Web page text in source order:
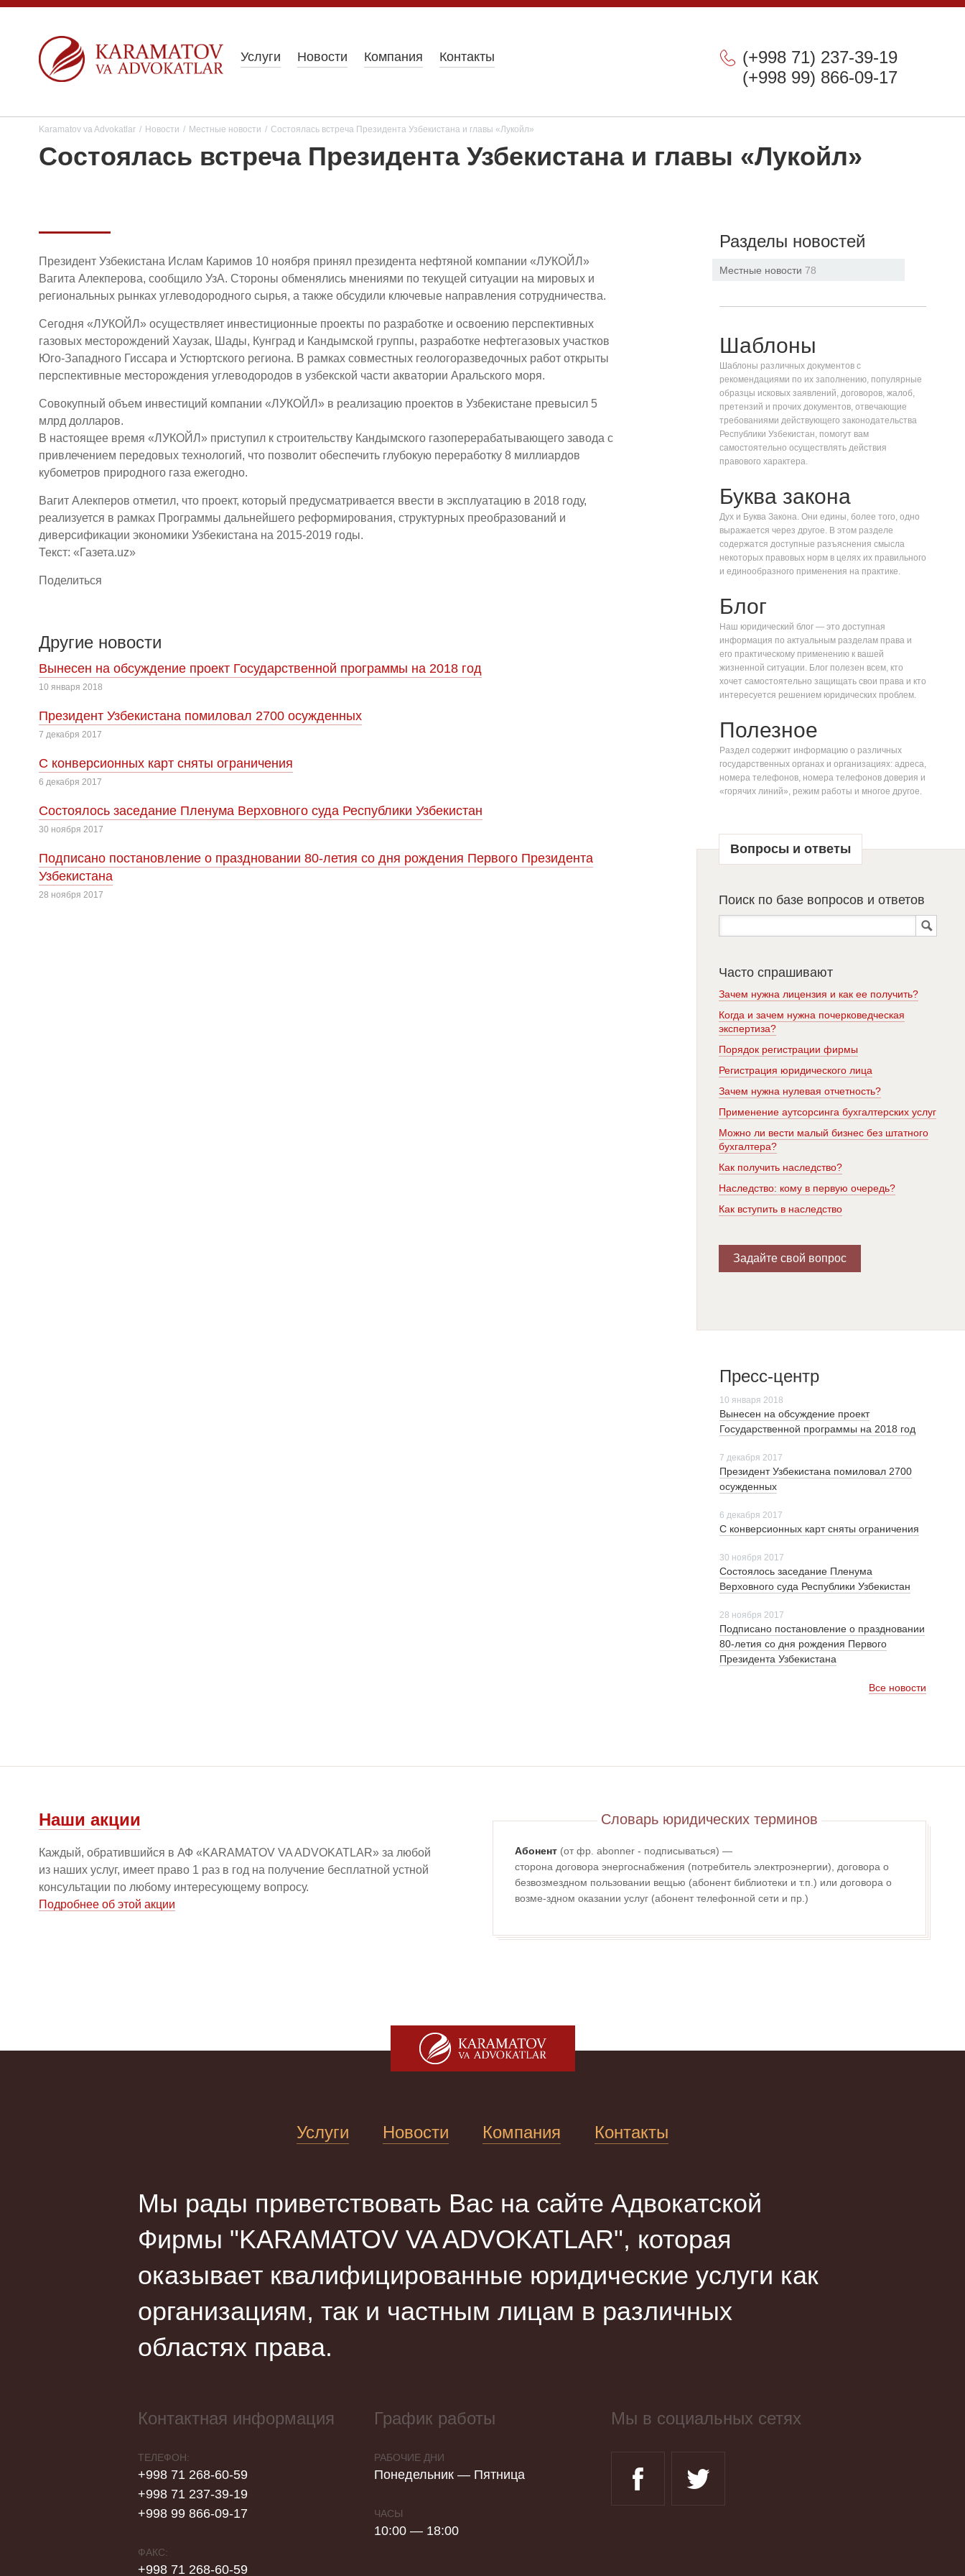
Услуги Новости Компания Контакты
(+998 71) 237-39-19
(+998 99) 866-09-17
Karamatov va Advokatlar / Новости / Местные новости / Состоялась встреча Президента Узбекистана и главы «Лукойл»
Состоялась встреча Президента Узбекистана и главы «Лукойл»
Президент Узбекистана Ислам Каримов 10 ноября принял президента нефтяной компании «ЛУКОЙЛ»
Вагита Алекперова, сообщило УзА. Стороны обменялись мнениями по текущей ситуации на мировых и
региональных рынках углеводородного сырья, а также обсудили ключевые направления сотрудничества.
Сегодня «ЛУКОЙЛ» осуществляет инвестиционные проекты по разработке и освоению перспективных
газовых месторождений Хаузак, Шады, Кунград и Кандымской группы, разработке нефтегазовых участков
Юго-Западного Гиссара и Устюртского региона. В рамках совместных геологоразведочных работ открыты
перспективные месторождения углеводородов в узбекской части акватории Аральского моря.
Совокупный объем инвестиций компании «ЛУКОЙЛ» в реализацию проектов в Узбекистане превысил 5
млрд долларов.
В настоящее время «ЛУКОЙЛ» приступил к строительству Кандымского газоперерабатывающего завода с
привлечением передовых технологий, что позволит обеспечить глубокую переработку 8 миллиардов
кубометров природного газа ежегодно.
Вагит Алекперов отметил, что проект, который предусматривается ввести в эксплуатацию в 2018 году,
реализуется в рамках Программы дальнейшего реформирования, структурных преобразований и
диверсификации экономики Узбекистана на 2015-2019 годы.
Текст: «Газета.uz»
Поделиться
Другие новости
Вынесен на обсуждение проект Государственной программы на 2018 год
10 января 2018
Президент Узбекистана помиловал 2700 осужденных
7 декабря 2017
С конверсионных карт сняты ограничения
6 декабря 2017
Cостоялось заседание Пленума Верховного суда Республики Узбекистан
30 ноября 2017
Подписано постановление о праздновании 80-летия со дня рождения Первого Президента
Узбекистана
28 ноября 2017
Разделы новостей
Местные новости 78
Шаблоны
Шаблоны различных документов с
рекомендациями по их заполнению, популярные
образцы исковых заявлений, договоров, жалоб,
претензий и прочих документов, отвечающие
требованиями действующего законодательства
Республики Узбекистан, помогут вам
самостоятельно осуществлять действия
правового характера.
Буква закона
Дух и Буква Закона. Они едины, более того, одно
выражается через другое. В этом разделе
содержатся доступные разъяснения смысла
некоторых правовых норм в целях их правильного
и единообразного применения на практике.
Блог
Наш юридический блог — это доступная
информация по актуальным разделам права и
его практическому применению к вашей
жизненной ситуации. Блог полезен всем, кто
хочет самостоятельно защищать свои права и кто
интересуется решением юридических проблем.
Полезное
Раздел содержит информацию о различных
государственных органах и организациях: адреса,
номера телефонов, номера телефонов доверия и
«горячих линий», режим работы и многое другое.
Вопросы и ответы
Поиск по базе вопросов и ответов
Часто спрашивают
Зачем нужна лицензия и как ее получить?
Когда и зачем нужна почерковедческая
экспертиза?
Порядок регистрации фирмы
Регистрация юридического лица
Зачем нужна нулевая отчетность?
Применение аутсорсинга бухгалтерских услуг
Можно ли вести малый бизнес без штатного
бухгалтера?
Как получить наследство?
Наследство: кому в первую очередь?
Как вступить в наследство
Задайте свой вопрос
Пресс-центр
10 января 2018
Вынесен на обсуждение проект
Государственной программы на 2018 год
7 декабря 2017
Президент Узбекистана помиловал 2700
осужденных
6 декабря 2017
С конверсионных карт сняты ограничения
30 ноября 2017
Cостоялось заседание Пленума
Верховного суда Республики Узбекистан
28 ноября 2017
Подписано постановление о праздновании
80-летия со дня рождения Первого
Президента Узбекистана
Все новости
Наши акции
Каждый, обратившийся в АФ «KARAMATOV VA ADVOKATLAR» за любой
из наших услуг, имеет право 1 раз в год на получение бесплатной устной
консультации по любому интересующему вопросу.
Подробнее об этой акции
Словарь юридических терминов
Абонент (от фр. abonner - подписываться) —
сторона договора энергоснабжения (потребитель электроэнергии), договора о
безвозмездном пользовании вещью (абонент библиотеки и т.п.) или договора о
возме-здном оказании услуг (абонент телефонной сети и пр.)
Услуги Новости Компания Контакты
Мы рады приветствовать Вас на сайте Адвокатской
Фирмы "KARAMATOV VA ADVOKATLAR", которая
оказывает квалифицированные юридические услуги как
организациям, так и частным лицам в различных
областях права.
Контактная информация
ТЕЛЕФОН:
+998 71 268-60-59
+998 71 237-39-19
+998 99 866-09-17
ФАКС:
+998 71 268-60-59
График работы
РАБОЧИЕ ДНИ
Понедельник — Пятница
ЧАСЫ
10:00 — 18:00
Мы в социальных сетях